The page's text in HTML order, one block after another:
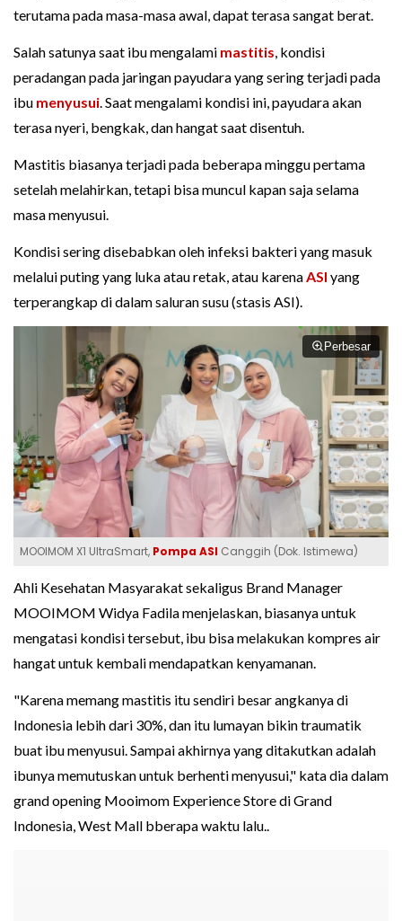
terutama pada masa-masa awal, dapat terasa sangat berat.
Salah satunya saat ibu mengalami mastitis, kondisi
peradangan pada jaringan payudara yang sering terjadi pada
ibu menyusui. Saat mengalami kondisi ini, payudara akan
terasa nyeri, bengkak, dan hangat saat disentuh.
Mastitis biasanya terjadi pada beberapa minggu pertama
setelah melahirkan, tetapi bisa muncul kapan saja selama
masa menyusui.
Kondisi sering disebabkan oleh infeksi bakteri yang masuk
melalui puting yang luka atau retak, atau karenaASI yang
terperangkap di dalam saluran susu (stasis ASI).
Perbesar
MOOIMOM X1 UltraSmart, Pompa ASI Canggih (Dok. Istimewa)
Ahli Kesehatan Masyarakat sekaligus Brand Manager
MOOIMOM Widya Fadila menjelaskan, biasanya untuk
mengatasi kondisi tersebut, ibu bisa melakukan kompres air
hangat untuk kembali mendapatkan kenyamanan.
"Karena memang mastitis itu sendiri besar angkanya di
Indonesia lebih dari 30%, dan itu lumayan bikin traumatik
buat ibu menyusui. Sampai akhirnya yang ditakutkan adalah
ibunya memutuskan untuk berhenti menyusui," kata dia dalam
grand opening Mooimom Experience Store di Grand
Indonesia, West Mall bberapa waktu lalu..